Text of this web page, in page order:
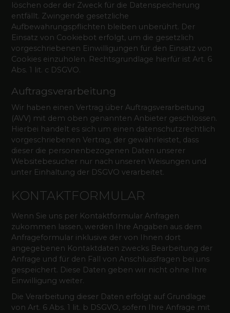
löschen oder der Zweck für die Datenspeicherung
entfällt. Zwingende gesetzliche
Aufbewahrungspflichten bleiben unberührt. Der
Einsatz von Cookiebot erfolgt, um die gesetzlich
vorgeschriebenen Einwilligungen für den Einsatz von
Cookies einzuholen. Rechtsgrundlage hierfür ist Art. 6
Abs. 1 lit. c DSGVO.
Auftragsverarbeitung
Wir haben einen Vertrag über Auftragsverarbeitung
(AVV) mit dem oben genannten Anbieter geschlossen.
Hierbei handelt es sich um einen datenschutzrechtlich
vorgeschriebenen Vertrag, der gewährleistet, dass
dieser die personenbezogenen Daten unserer
Websitebesucher nur nach unseren Weisungen und
unter Einhaltung der DSGVO verarbeitet.
KONTAKTFORMULAR
Wenn Sie uns per Kontaktformular Anfragen
zukommen lassen, werden Ihre Angaben aus dem
Anfrageformular inklusive der von Ihnen dort
angegebenen Kontaktdaten zwecks Bearbeitung der
Anfrage und für den Fall von Anschlussfragen bei uns
gespeichert. Diese Daten geben wir nicht ohne Ihre
Einwilligung weiter.
Die Verarbeitung dieser Daten erfolgt auf Grundlage
von Art. 6 Abs. 1 lit. b DSGVO, sofern Ihre Anfrage mit